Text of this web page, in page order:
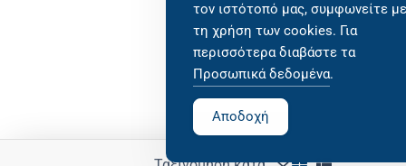
τον ιστότοπό μας, συμφωνείτε με
τη χρήση των cookies. Για
περισσότερα διαβάστε τα
Προσωπικά δεδομένα.
Αποδοχή